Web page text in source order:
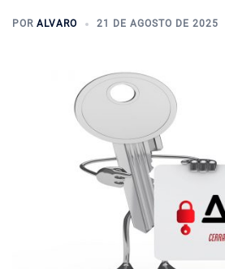
POR ALVARO 21 DE AGOSTO DE 2025